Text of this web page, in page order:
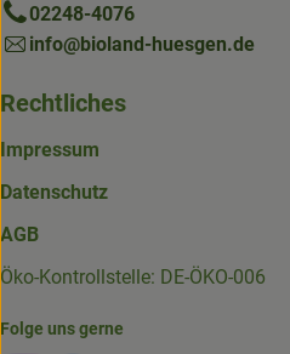
02248-4076
info@bioland-huesgen.de
Rechtliches
Impressum
Datenschutz
AGB
Öko-Kontrollstelle: DE-ÖKO-006
Folge uns gerne